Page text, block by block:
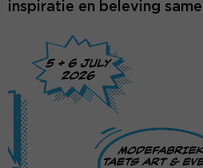
inspiratie en beleving